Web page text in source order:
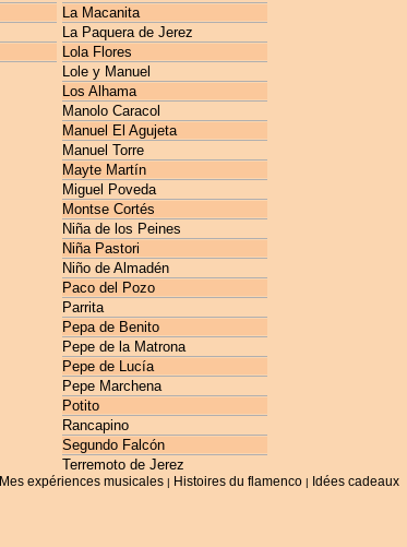
La Macanita
La Paquera de Jerez
Lola Flores
Lole y Manuel
Los Alhama
Manolo Caracol
Manuel El Agujeta
Manuel Torre
Mayte Martín
Miguel Poveda
Montse Cortés
Niña de los Peines
Niña Pastori
Niño de Almadén
Paco del Pozo
Parrita
Pepa de Benito
Pepe de la Matrona
Pepe de Lucía
Pepe Marchena
Potito
Rancapino
Segundo Falcón
Terremoto de Jerez
Mes expériences musicales | Histoires du flamenco | Idées cadeaux